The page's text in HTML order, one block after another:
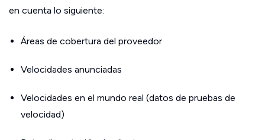
en cuenta lo siguiente:
Áreas de cobertura del proveedor
Velocidades anunciadas
Velocidades en el mundo real (datos de pruebas de
velocidad)